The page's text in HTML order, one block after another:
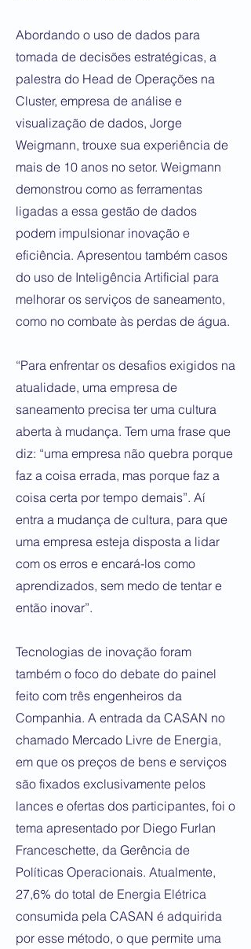
Abordando o uso de dados para
tomada de decisões estratégicas, a
palestra do Head de Operações na
Cluster, empresa de análise e
visualização de dados, Jorge
Weigmann, trouxe sua experiência de
mais de 10 anos no setor. Weigmann
demonstrou como as ferramentas
ligadas a essa gestão de dados
podem impulsionar inovação e
eficiência. Apresentou também casos
do uso de Inteligência Artificial para
melhorar os serviços de saneamento,
como no combate às perdas de água.
“Para enfrentar os desafios exigidos na
atualidade, uma empresa de
saneamento precisa ter uma cultura
aberta à mudança. Tem uma frase que
diz: “uma empresa não quebra porque
faz a coisa errada, mas porque faz a
coisa certa por tempo demais”. Aí
entra a mudança de cultura, para que
uma empresa esteja disposta a lidar
com os erros e encará-los como
aprendizados, sem medo de tentar e
então inovar”.
Tecnologias de inovação foram
também o foco do debate do painel
feito com três engenheiros da
Companhia. A entrada da CASAN no
chamado Mercado Livre de Energia,
em que os preços de bens e serviços
são fixados exclusivamente pelos
lances e ofertas dos participantes, foi o
tema apresentado por Diego Furlan
Franceschette, da Gerência de
Políticas Operacionais. Atualmente,
27,6% do total de Energia Elétrica
consumida pela CASAN é adquirida
por esse método, o que permite uma